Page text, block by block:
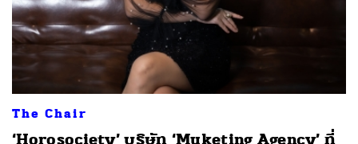
The Chair
‘Horosociety’ บริษัท ‘Muketing Agency’ ที่
SHARE TWEET